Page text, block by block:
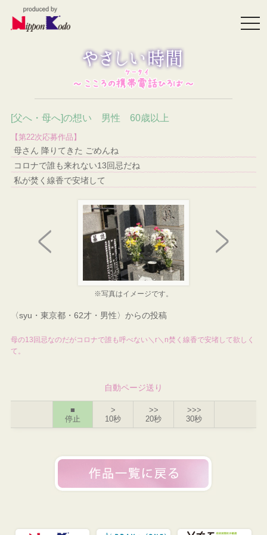
[父へ・母へ]の想い 男性 60歳以上
【第22次応募作品】
母さん 降りてきた ごめんね
コロナで誰も来れない13回忌だね
私が焚く線香で安堵して
※写真はイメージです。
〈syu・東京都・62才・男性〉からの投稿
母の13回忌なのだがコロナで誰も呼べない＼r＼n焚く線香で安堵して欲しく
て。
自動ページ送り
■
停止
>
10秒
>>
20秒
>>>
30秒